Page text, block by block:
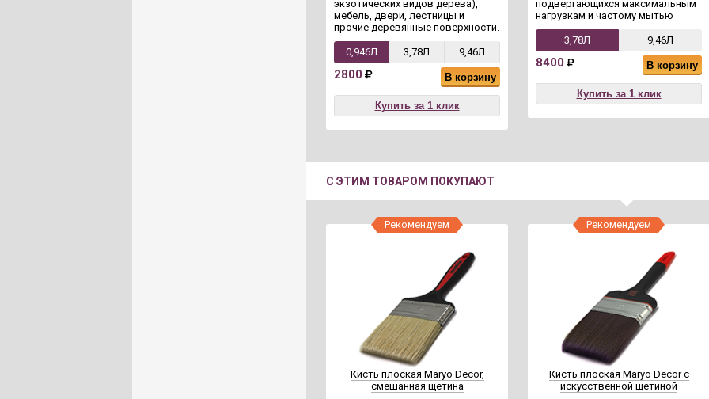
экзотических видов дерева),
мебель, двери, лестницы и
прочие деревянные поверхности.
0,946Л 3,78Л 9,46Л
2800 В корзину
Купить за 1 клик
подвергающихся максимальным
нагрузкам и частому мытью
3,78Л 9,46Л
8400 В корзину
Купить за 1 клик
С ЭТИМ ТОВАРОМ ПОКУПАЮТ
Рекомендуем
Кисть плоская Maryo Decor,
смешанная щетина
Рекомендуем
Кисть плоская Maryo Decor с
искусственной щетиной